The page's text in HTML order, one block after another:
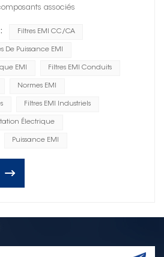
associés
Filtres EMI CC/CA
De Puissance EMI
EMI Filtres EMI Conduits
Normes EMI
Filtres EMI Industriels
Électrique
Puissance EMI